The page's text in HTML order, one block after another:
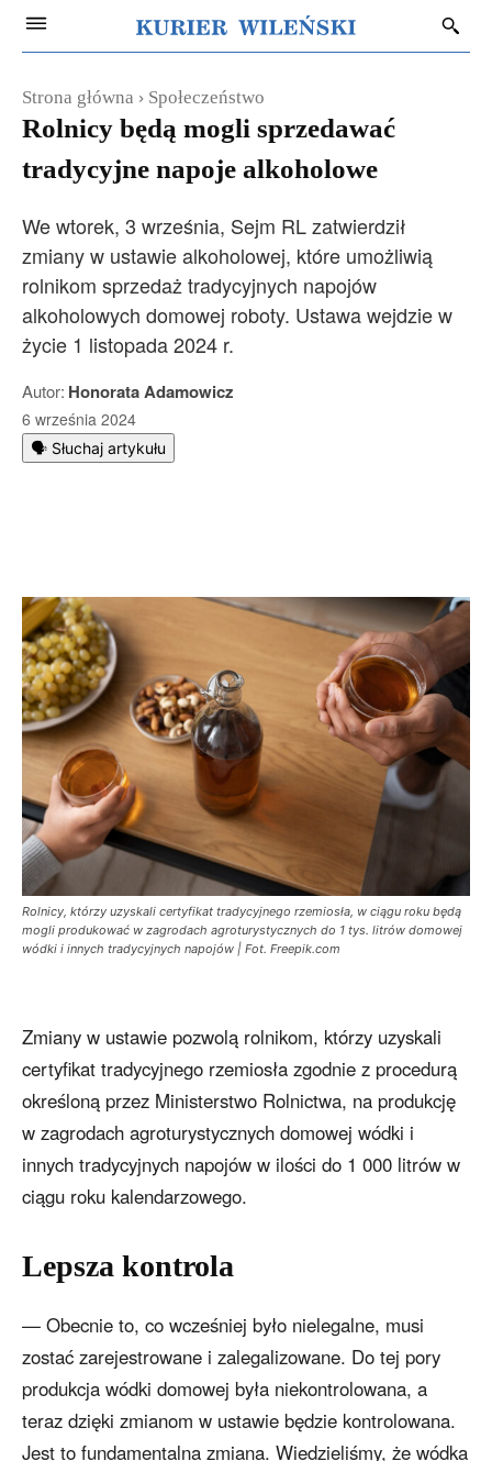
Strona główna Społeczeństwo
Rolnicy będą mogli sprzedawać
tradycyjne napoje alkoholowe
We wtorek, 3 września, Sejm RL zatwierdził
zmiany w ustawie alkoholowej, które umożliwią
rolnikom sprzedaż tradycyjnych napojów
alkoholowych domowej roboty. Ustawa wejdzie w
życie 1 listopada 2024 r.
Autor: Honorata Adamowicz
6 września 2024
🗣️ Słuchaj artykułu
Rolnicy, którzy uzyskali certyfikat tradycyjnego rzemiosła, w ciągu roku będą
mogli produkować w zagrodach agroturystycznych do 1 tys. litrów domowej
wódki i innych tradycyjnych napojów | Fot. Freepik.com
Zmiany w ustawie pozwolą rolnikom, którzy uzyskali
certyfikat tradycyjnego rzemiosła zgodnie z procedurą
określoną przez Ministerstwo Rolnictwa, na produkcję
w zagrodach agroturystycznych domowej wódki i
innych tradycyjnych napojów w ilości do 1 000 litrów w
ciągu roku kalendarzowego.
Lepsza kontrola
— Obecnie to, co wcześniej było nielegalne, musi
zostać zarejestrowane i zalegalizowane. Do tej pory
produkcja wódki domowej była niekontrolowana, a
teraz dzięki zmianom w ustawie będzie kontrolowana.
Jest to fundamentalna zmiana. Wiedzieliśmy, że wódka